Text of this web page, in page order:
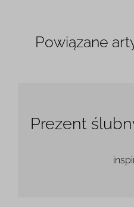
Powiązane
Prezent